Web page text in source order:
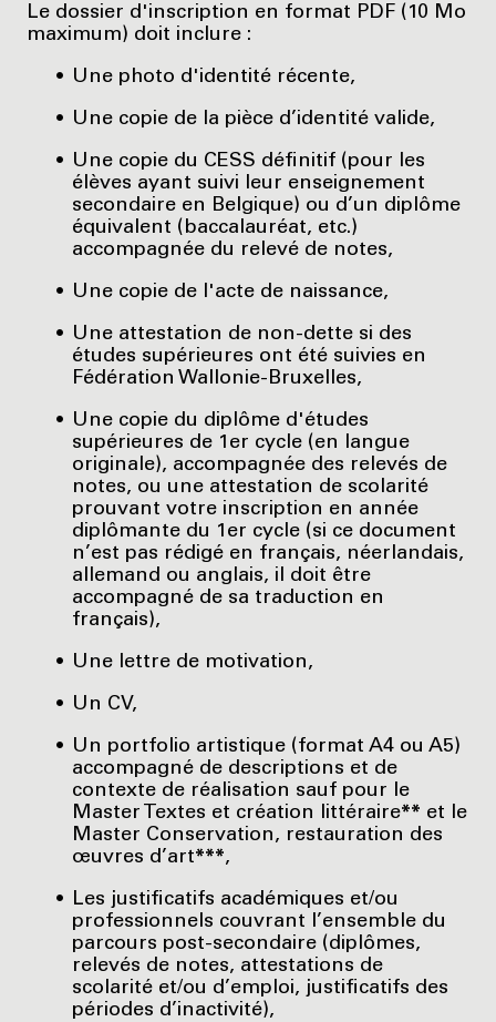
Le dossier d'inscription en format PDF (10 Mo
maximum) doit inclure :
Une photo d'identité récente,
Une copie de la pièce d’identité valide,
Une copie du CESS définitif (pour les
élèves ayant suivi leur enseignement
secondaire en Belgique) ou d’un diplôme
équivalent (baccalauréat, etc.)
accompagnée du relevé de notes,
Une copie de l'acte de naissance,
Une attestation de non-dette si des
études supérieures ont été suivies en
Fédération Wallonie-Bruxelles,
Une copie du diplôme d'études
supérieures de 1er cycle (en langue
originale), accompagnée des relevés de
notes, ou une attestation de scolarité
prouvant votre inscription en année
diplômante du 1er cycle (si ce document
n’est pas rédigé en français, néerlandais,
allemand ou anglais, il doit être
accompagné de sa traduction en
français),
Une lettre de motivation,
Un CV,
Un portfolio artistique (format A4 ou A5)
accompagné de descriptions et de
contexte de réalisation sauf pour le
Master Textes et création littéraire** et le
Master Conservation, restauration des
œuvres d’art***,
Les justificatifs académiques et/ou
professionnels couvrant l’ensemble du
parcours post-secondaire (diplômes,
relevés de notes, attestations de
scolarité et/ou d’emploi, justificatifs des
périodes d’inactivité),